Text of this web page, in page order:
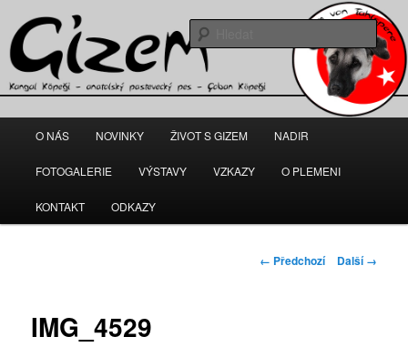
kangal-gizem.cz
navigační
Přejít
k
hlavnímu
O NÁS NOVINKY ŽIVOT S GIZEM NADIR
FOTOGALERIE VÝSTAVY VZKAZY O PLEMENI
KONTAKT ODKAZY
Navigace
← Předchozí Další →
IMG_4529